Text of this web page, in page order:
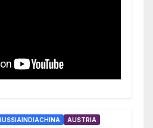
AUSTRIA